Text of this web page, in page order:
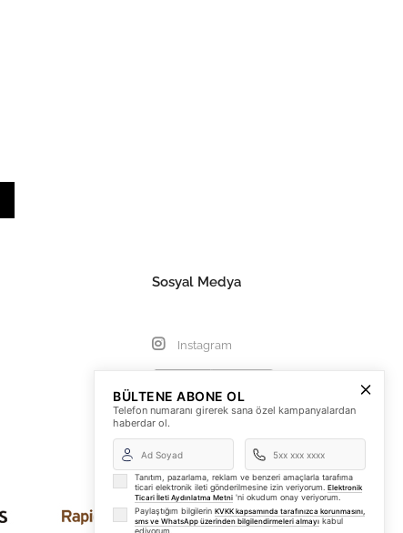
Sosyal Medya
Instagram
BÜLTENE ABONE OL
Telefon numaranı girerek sana özel kampanyalardan
haberdar ol.
Tanıtım, pazarlama, reklam ve benzeri amaçlarla tarafıma
ticari elektronik ileti gönderilmesine izin veriyorum. Elektronik
Ticari İleti Aydınlatma Metni 'ni okudum onay veriyorum.
Paylaştığım bilgilerin KVKK kapsamında tarafınızca korunmasını,
sms ve WhatsApp üzerinden bilgilendirmeleri almayı kabul
ediyorum.